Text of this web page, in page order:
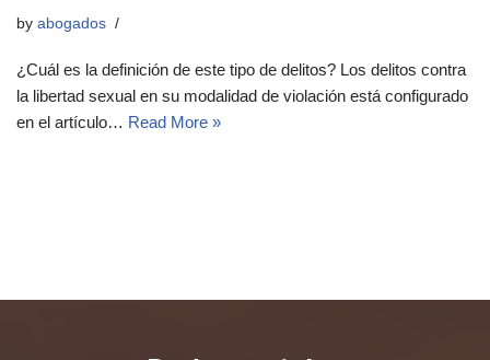
by abogados
¿Cuál es la definición de este tipo de delitos? Los delitos contra
la libertad sexual en su modalidad de violación está configurado
en el artículo… Read More »